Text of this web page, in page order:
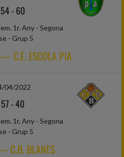
54-60
1r. Any - Segona
- Grup 5
C.E. ESCOLA PIA
04/2022
57-40
1r. Any - Segona
- Grup 5
C.B. BLANES